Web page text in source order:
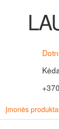
Įmonės